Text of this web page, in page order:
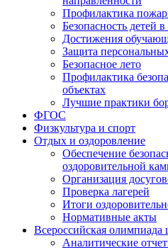
Профилактика
Безопасность детей
Достижения
Защита
Безопасное лето
Профилактика
объектах
Лучшие практики
ФГОС
Физкультура и спорт
Отдых и оздоровление
Обеспечение
оздоровительной
Организация
Проверка лагерей
Итоги
Нормативные акты
Всероссийская олимпиада
Аналитические